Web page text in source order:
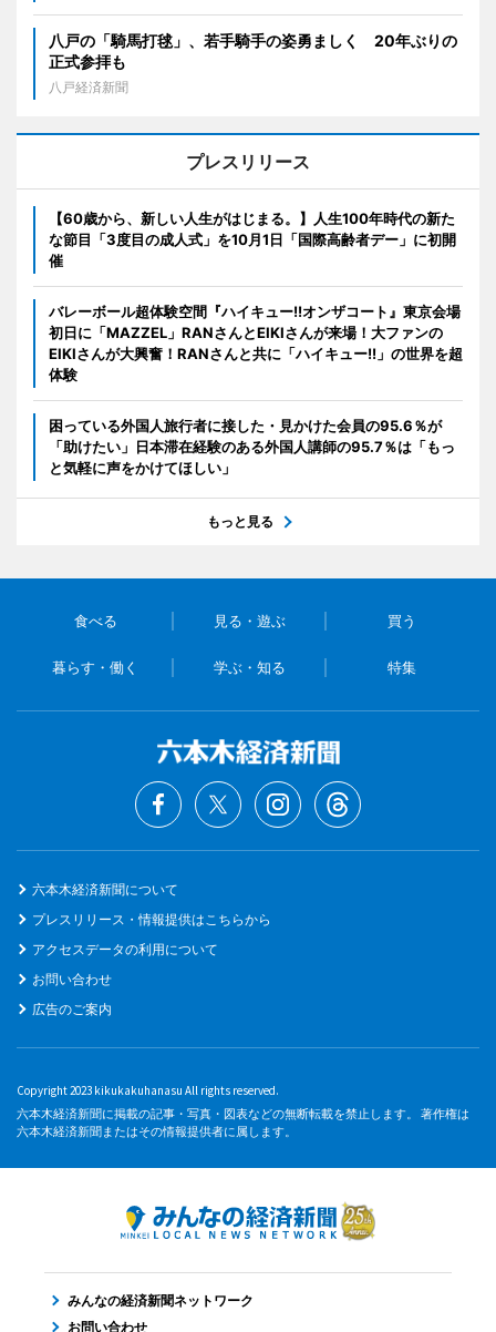
八戸の「騎馬打毬」、若手騎手の姿勇ましく 20年ぶりの
正式参拝も
八戸経済新聞
プレスリリース
【60歳から、新しい人生がはじまる。】人生100年時代の新た
な節目「3度目の成人式」を10月1日「国際高齢者デー」に初開
催
バレーボール超体験空間『ハイキュー!!オンザコート』東京会場
初日に「MAZZEL」RANさんとEIKIさんが来場！大ファンの
EIKIさんが大興奮！RANさんと共に「ハイキュー!!」の世界を超
体験
困っている外国人旅行者に接した・見かけた会員の95.6％が
「助けたい」日本滞在経験のある外国人講師の95.7％は「もっ
と気軽に声をかけてほしい」
もっと見る
食べる 見る・遊ぶ 買う
暮らす・働く 学ぶ・知る 特集
六本木経済新聞について
プレスリリース・情報提供はこちらから
アクセスデータの利用について
お問い合わせ
広告のご案内
Copyright 2023 kikukakuhanasu All rights reserved.
六本木経済新聞に掲載の記事・写真・図表などの無断転載を禁止します。 著作権は
六本木経済新聞またはその情報提供者に属します。
みんなの経済新聞ネットワーク
お問い合わせ